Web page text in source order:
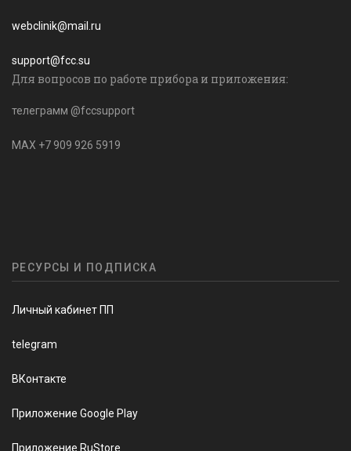
webclinik@mail.ru
support@fcc.su
Для вопросов по работе прибора и приложения:
телеграмм @fccsupport
MAX +7 909 926 5919
РЕСУРСЫ И ПОДПИСКА
Личный кабинет ПП
telegram
ВКонтакте
Приложение Google Play
Приложение RuStore